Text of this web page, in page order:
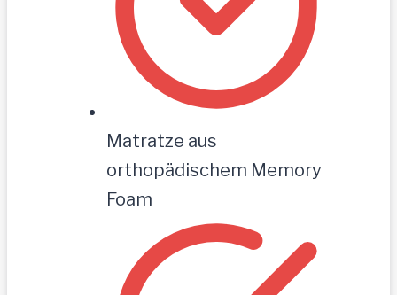
Matratze aus
orthopädischem Memory
Foam